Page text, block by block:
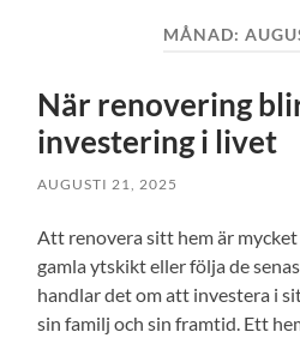
MÅNAD:
När renovering
investering i livet
AUGUSTI 21, 2025
Att renovera sitt hem är
gamla ytskikt eller följa de
handlar det om att investera i
sin familj och sin framtid. Ett